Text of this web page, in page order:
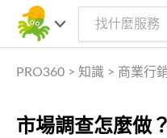
PRO360 > 知識 > 商業行
市場調查怎麼做